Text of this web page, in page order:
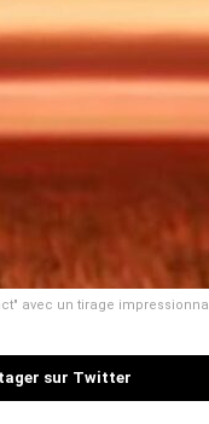
avec un tirage
sur Twitter